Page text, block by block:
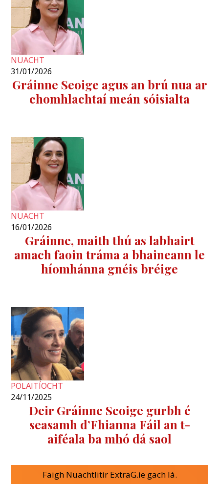
NUACHT
31/01/2026
Gráinne Seoige agus an brú nua ar
chomhlachtaí meán sóisialta
NUACHT
16/01/2026
Gráinne, maith thú as labhairt
amach faoin tráma a bhaineann le
híomhánna gnéis bréige
POLAITÍOCHT
24/11/2025
Deir Gráinne Seoige gurbh é
seasamh d’Fhianna Fáil an t-
aiféala ba mhó dá saol
Faigh Nuachtlitir ExtraG.ie gach lá.